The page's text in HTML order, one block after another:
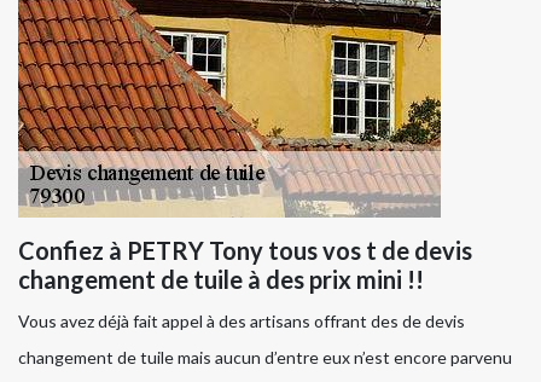
Confiez à PETRY Tony tous vos t de devis
changement de tuile à des prix mini !!
Vous avez déjà fait appel à des artisans offrant des de devis
changement de tuile mais aucun d’entre eux n’est encore parvenu